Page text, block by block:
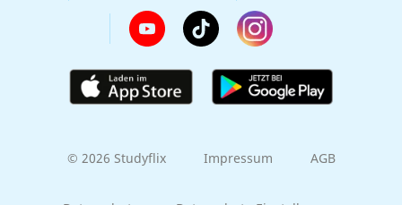
© 2026 Studyflix Impressum AGB